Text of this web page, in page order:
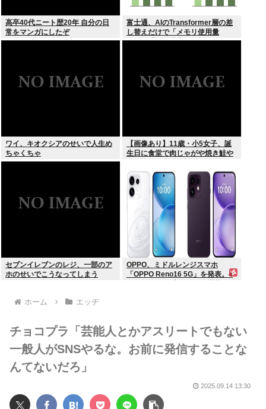
高卒40代ニート歴20年 自分の日
常をマンガにしたぞ
富士通、AIのTransformer層の差
し替えだけで「メモリ使用量
1/10」「処理速度475倍」になる
ワイ、キオクシアのせいで人生め
ちゃくちゃ
【画像あり】11歳・小5女子、誕
生日に食堂で肉じゃがや焼き鮭や
みたいに食べる
セブンイレブンのレジ、一部のア
ホのせいでこうなってしまう
OPPO、ミドルレンジスマホ
「OPPO Reno16 5G」を発表。4
ホーム エッヂ
チョコプラ「芸能人とかアスリートでもない
一般人がSNSやるな。お前に発信することな
んてないだろ」
2025.09.14 13:30